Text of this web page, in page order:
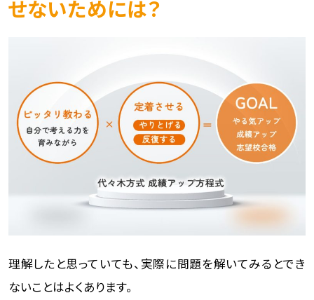
せないためには？
理解したと思っていても、実際に問題を解いてみるとでき
ないことはよくあります。